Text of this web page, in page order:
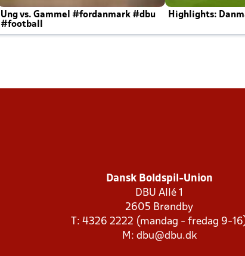
Ung vs. Gammel #fordanmark #dbu
#football
Highlights:
Dansk Boldspil-Union
DBU Allé 1
2605 Brøndby
T: 4326 2222 (mandag - fredag 9-
M: dbu@dbu.dk